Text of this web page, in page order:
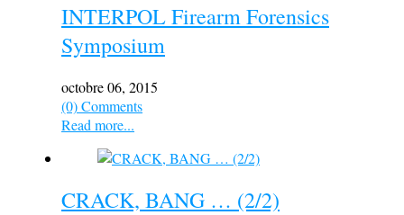
INTERPOL Firearm Forensics
Symposium
octobre 06, 2015
(0) Comments
Read more...
CRACK, BANG … (2/2)